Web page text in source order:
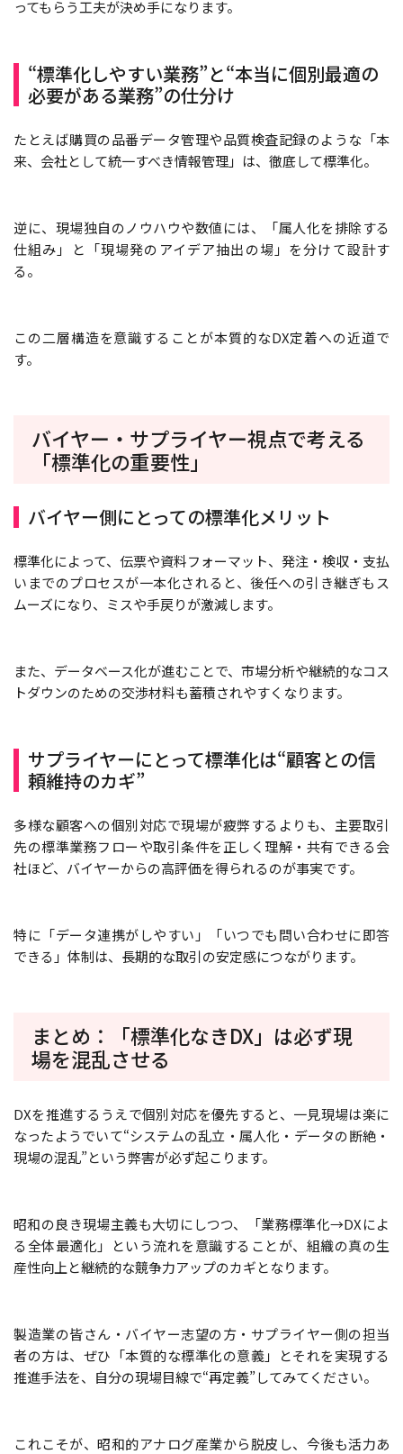
ってもらう工夫が決め手になります。
“標準化しやすい業務”と“本当に個別最適の
必要がある業務”の仕分け
たとえば購買の品番データ管理や品質検査記録のような「本
来、会社として統一すべき情報管理」は、徹底して標準化。
逆に、現場独自のノウハウや数値には、「属人化を排除する
仕組み」と「現場発のアイデア抽出の場」を分けて設計す
る。
この二層構造を意識することが本質的なDX定着への近道で
す。
バイヤー・サプライヤー視点で考える
「標準化の重要性」
バイヤー側にとっての標準化メリット
標準化によって、伝票や資料フォーマット、発注・検収・支払
いまでのプロセスが一本化されると、後任への引き継ぎもス
ムーズになり、ミスや手戻りが激減します。
また、データベース化が進むことで、市場分析や継続的なコス
トダウンのための交渉材料も蓄積されやすくなります。
サプライヤーにとって標準化は“顧客との信
頼維持のカギ”
多様な顧客への個別対応で現場が疲弊するよりも、主要取引
先の標準業務フローや取引条件を正しく理解・共有できる会
社ほど、バイヤーからの高評価を得られるのが事実です。
特に「データ連携がしやすい」「いつでも問い合わせに即答
できる」体制は、長期的な取引の安定感につながります。
まとめ：「標準化なきDX」は必ず現
場を混乱させる
DXを推進するうえで個別対応を優先すると、一見現場は楽に
なったようでいて“システムの乱立・属人化・データの断絶・
現場の混乱”という弊害が必ず起こります。
昭和の良き現場主義も大切にしつつ、「業務標準化→DXによ
る全体最適化」という流れを意識することが、組織の真の生
産性向上と継続的な競争力アップのカギとなります。
製造業の皆さん・バイヤー志望の方・サプライヤー側の担当
者の方は、ぜひ「本質的な標準化の意義」とそれを実現する
推進手法を、自分の現場目線で“再定義”してみてください。
これこそが、昭和的アナログ産業から脱皮し、今後も活力あ